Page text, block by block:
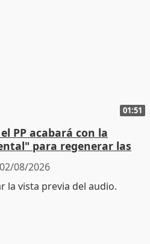
01:51
PP acabará con la
para regenerar las
02/08/2026